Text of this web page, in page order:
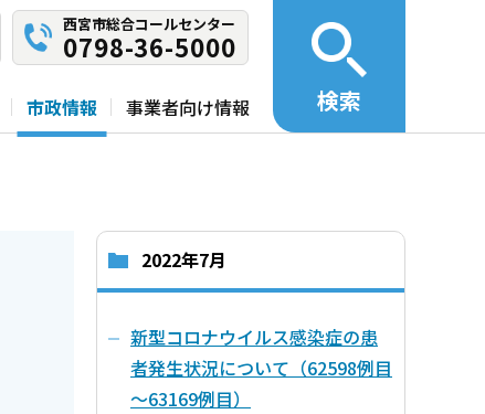
西宮市総合コールセンター
0798-36-5000
市政情報 事業者向け情報 検索
2022年7月
新型コロナウイルス感染症の患
者発生状況について（62598例目
～63169例目）